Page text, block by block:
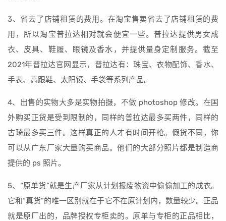
3、省去了店铺租赁的费用。在淘宝售卖省去了店铺租赁的费
用，所以淘宝普拉达相对就会便宜一些。普拉达提供男女成
衣、皮具、鞋履、眼镜及香水，并提供量身定制服务。截至
2021年普拉达官网显示，普拉达有：珠宝、衣物配饰、香水、
手表、高跟鞋、太阳镜、手袋等系列产品。
4、出售的实物大多是实物拍摄，不做 photoshop 修改。在国
外购买正货是受到限制的，同样的普拉达最多买两件，同样的
古琦最多买三件。这样真正的人才有时间开枪。假货不同，你
可以从广东厂家大量购买商品。他们的大部分照片都是制造商
提供的 ps 照片。
5、“原单货”就是生产厂家从计划报废物资中偷偷加工的成衣。
它和“真货”的唯一区别就在于它不在原计划内，数量较少。正品
就是原厂出的，品牌授权专柜卖的。原单与专柜的正品相比，